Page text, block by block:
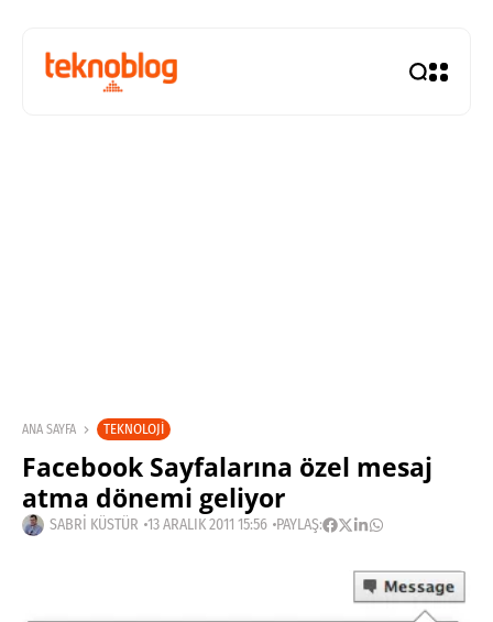
ANA SAYFA TEKNOLOJI
Facebook Sayfalarına özel mesaj
atma dönemi geliyor
SABRI KÜSTÜR 13 ARALIK 2011 15:56 PAYLAŞ: